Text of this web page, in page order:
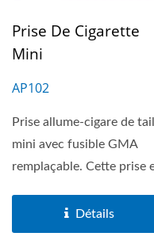
Prise De Cigarette
Mini
AP102
Prise allume-cigare de
mini avec fusible GMA
remplaçable. Cette prise
Détails